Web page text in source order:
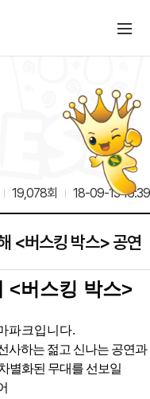
19,078회 18-09-13 16:39
<버스킹 박스> 공연
<버스킹 박스>
파크입니다.
사하는 젊고 신나는 공연과
별화된 무대를 선보일